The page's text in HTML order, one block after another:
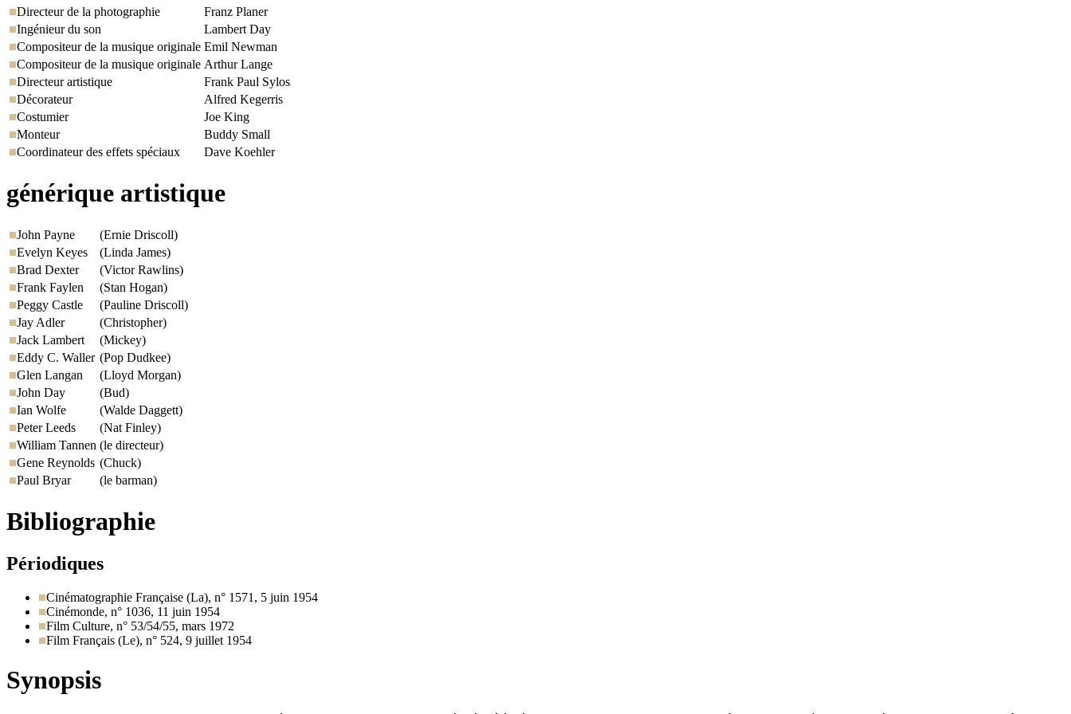
Directeur de la photographie
Franz Planer
Ingénieur du son
Lambert Day
Compositeur de la musique originale Emil Newman
Compositeur de la musique originale Arthur Lange
Directeur artistique
Frank Paul Sylos
Décorateur
Alfred Kegerris
Costumier
Joe King
Monteur
Buddy Small
Coordinateur des effets spéciaux
Dave Koehler
générique artistique
John Payne
(Ernie Driscoll)
Evelyn Keyes
(Linda James)
Brad Dexter
(Victor Rawlins)
Frank Faylen
(Stan Hogan)
Peggy Castle
(Pauline Driscoll)
Jay Adler
(Christopher)
Jack Lambert
(Mickey)
Eddy C. Waller (Pop Dudkee)
Glen Langan
(Lloyd Morgan)
John Day
(Bud)
Ian Wolfe
(Walde Daggett)
Peter Leeds
(Nat Finley)
William Tannen (le directeur)
Gene Reynolds (Chuck)
Paul Bryar
(le barman)
Bibliographie
Périodiques
Cinématographie Française (La), n° 1571, 5 juin 1954
Cinémonde, n° 1036, 11 juin 1954
Film Culture, n° 53/54/55, mars 1972
Film Français (Le), n° 524, 9 juillet 1954
Synopsis